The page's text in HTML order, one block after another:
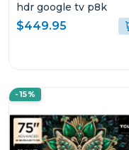
hdr google tv p8k
$449.95
-15%